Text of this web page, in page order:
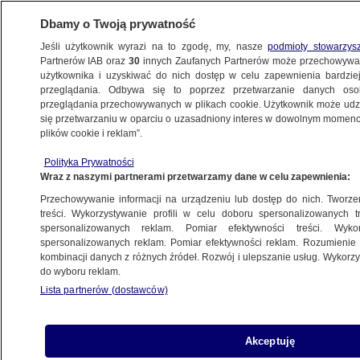
BIZNES
Z KRAJU
Zatrzymania na gorącym uczynku
31.05.2019, 09:25
Udostępnij
Dbamy o Twoją prywatność
Jeśli użytkownik wyrazi na to zgodę, my, naszepodmioty
Partnerów IAB oraz30 innych Zaufanych Partnerów może
użytkownika i uzyskiwać do nich dostęp w celu zapewnienia
przeglądania. Odbywa się to poprzez przetwarzanie danych
przeglądania przechowywanych w plikach cookie. Użytkownik może
się przetwarzaniu w oparciu o uzasadniony interes w dowolnym
plików cookie i reklam”.
Polityka Prywatności
Wraz z naszymi partnerami przetwarzamy dane w celu zapewnienia:
Przechowywanie informacji na urządzeniu lub dostęp do nich.
treści. Wykorzystywanie profili w celu doboru spersonalizowanych
spersonalizowanych reklam. Pomiar efektywności treści.
spersonalizowanych reklam. Pomiar efektywności reklam.
kombinacji danych z różnych źródeł. Rozwój i ulepszanie usług.
do wyboru reklam.
Lista partnerów (dostawców)
Akceptuję